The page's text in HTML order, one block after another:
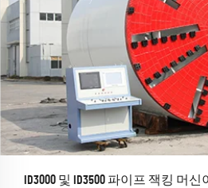
ID3000 및 ID3500 파이프 잭킹 머